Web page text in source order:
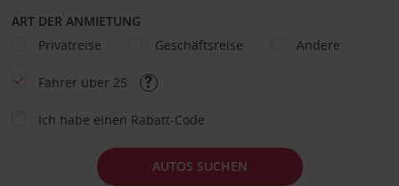
ART DER ANMIETUNG
Privatreise
Geschäftsreise Andere
Fahrer über 25
Ich habe einen Rabatt-Code
AUTOS SUCHEN